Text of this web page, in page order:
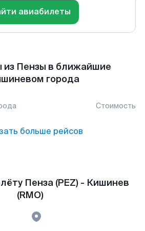
авиабилеты
из Пензы в ближайшие
города
Стоимость
больше рейсов
Пенза (PEZ) - Кишинев
(RMO)